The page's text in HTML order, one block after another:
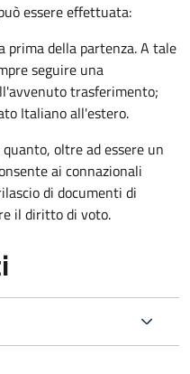
essere effettuata:
prima della partenza. A tale
seguire una
trasferimento;
Italiano all'estero.
oltre ad essere un
ai connazionali
di documenti di
il diritto di voto.